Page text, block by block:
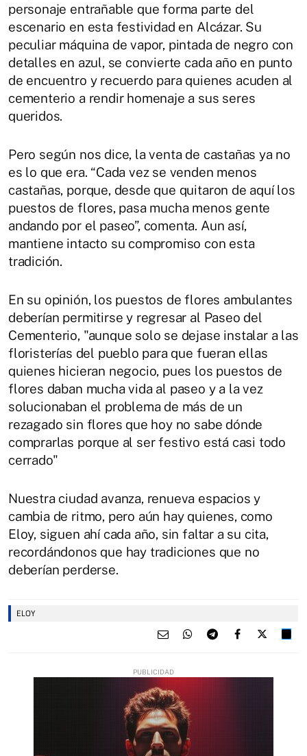
personaje entrañable que forma parte del
escenario en esta festividad en Alcázar. Su
peculiar máquina de vapor, pintada de negro con
detalles en azul, se convierte cada año en punto
de encuentro y recuerdo para quienes acuden al
cementerio a rendir homenaje a sus seres
queridos.
Pero según nos dice, la venta de castañas ya no
es lo que era. “Cada vez se venden menos
castañas, porque, desde que quitaron de aquí los
puestos de flores, pasa mucha menos gente
andando por el paseo”, comenta. Aun así,
mantiene intacto su compromiso con esta
tradición.
En su opinión, los puestos de flores ambulantes
deberían permitirse y regresar al Paseo del
Cementerio, "aunque solo se dejase instalar a las
floristerías del pueblo para que fueran ellas
quienes hicieran negocio, pues los puestos de
flores daban mucha vida al paseo y a la vez
solucionaban el problema de más de un
rezagado sin flores que hoy no sabe dónde
comprarlas porque al ser festivo está casi todo
cerrado"
Nuestra ciudad avanza, renueva espacios y
cambia de ritmo, pero aún hay quienes, como
Eloy, siguen ahí cada año, sin faltar a su cita,
recordándonos que hay tradiciones que no
deberían perderse.
ELOY